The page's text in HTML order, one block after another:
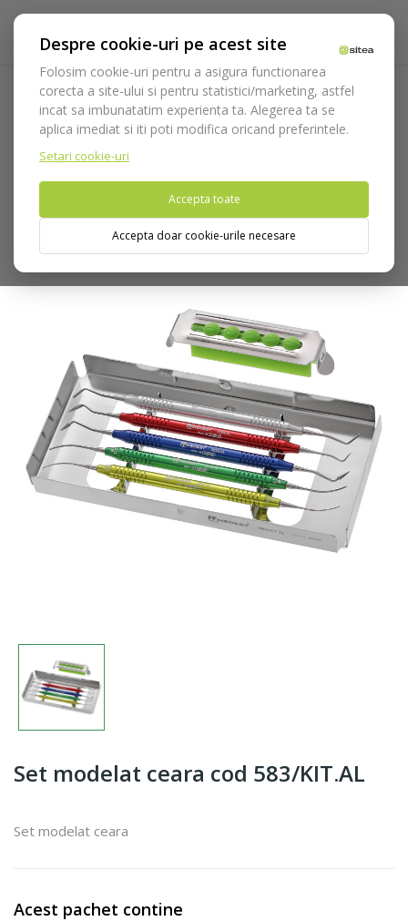
Despre cookie-uri pe acest site
Folosim cookie-uri pentru a asigura functionarea
corecta a site-ului si pentru statistici/marketing, astfel
incat sa imbunatatim experienta ta. Alegerea ta se
aplica imediat si iti poti modifica oricand preferintele.
Setari cookie-uri
Accepta toate
Accepta doar cookie-urile necesare
Acasa Laborator Instrumentar laborator
Instrumente
modelat ceara
Set modelat ceara cod 583/KIT.AL
Nu puteti plasa comenzi din tara din care accesati website-ul
Set modelat ceara cod 583/KIT.AL
Set modelat ceara
Acest pachet contine